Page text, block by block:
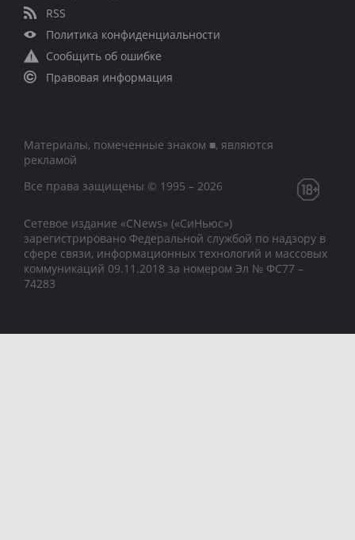
RSS
Политика конфиденциальности
Сообщить об ошибке
Правовая информация
Материалы, помеченные знаком ■, являются
рекламой
Все права защищены © 1995 – 2026
Сетевое издание «CNews» («СиНьюс»)
зарегистрировано Федеральной службой по надзору в
сфере связи, информационных технологий и массовых
коммуникаций 09.11.2018 за номером Эл № ФС77 –
74283